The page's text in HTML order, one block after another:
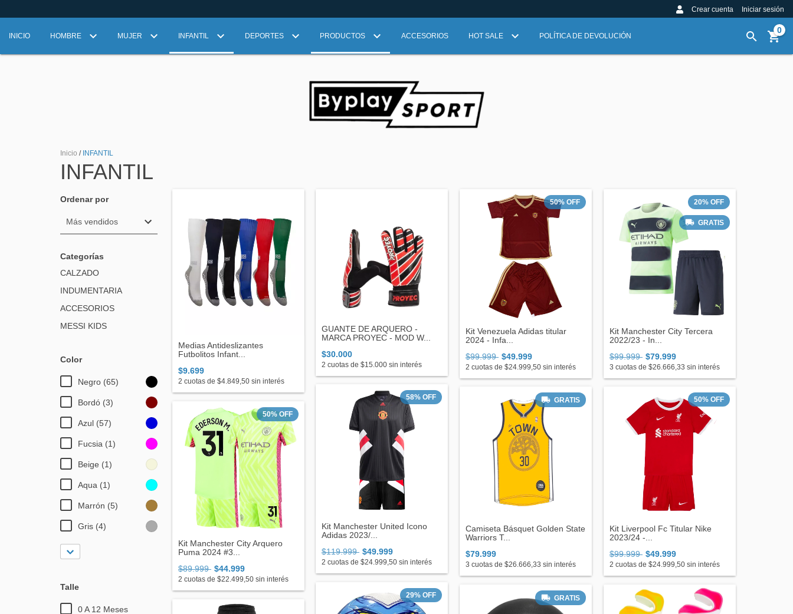
Crear cuenta Iniciar sesión
INICIO HOMBRE MUJER INFANTIL DEPORTES PRODUCTOS ACCESORIOS HOT SALE POLÍTICA DE DEVOLUCIÓN
0
Inicio / INFANTIL
INFANTIL
Ordenar por
Categorías
CALZADO
INDUMENTARIA
ACCESORIOS
MESSI KIDS
Color
Negro (65)
Bordó (3)
Azul (57)
Fucsia (1)
Beige (1)
Aqua (1)
Marrón (5)
Gris (4)
Talle
0 A 12 Meses
Medias Antideslizantes
Futbolitos Infant...
$9.699
2 cuotas de $4.849,50 sin interés
GUANTE DE ARQUERO -
MARCA PROYEC - MOD W...
$30.000
2 cuotas de $15.000 sin interés
50% OFF
Kit Venezuela Adidas titular
2024 - Infa...
$99.999 $49.999
2 cuotas de $24.999,50 sin interés
20% OFF
GRATIS
Kit Manchester City Tercera
2022/23 - In...
$99.999 $79.999
3 cuotas de $26.666,33 sin interés
50%OFF
Kit Manchester City Arquero
Puma 2024 #3...
$89.999 $44.999
2 cuotas de $22.499,50 sin interés
58% OFF
Kit Manchester United Icono
Adidas 2023/...
$119.999 $49.999
2 cuotas de $24.999,50 sin interés
GRATIS
Camiseta Básquet Golden State
Warriors T...
$79.999
3 cuotas de $26.666,33 sin interés
50% OFF
Kit Liverpool Fc Titular Nike
2023/24 -...
$99.999 $49.999
2 cuotas de $24.999,50 sin interés
29% OFF GRATIS